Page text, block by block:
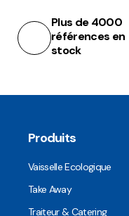
Plus de 4000
références en
stock
Produits
Vaisselle Ecologique
Take Away
Traiteur & Catering